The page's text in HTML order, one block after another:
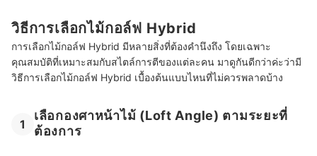
วิธีการเลือกไม้กอล์ฟ Hybrid
การเลือกไม้กอล์ฟ Hybrid มีหลายสิ่งที่ต้องคำนึงถึง โดยเฉพาะ
คุณสมบัติที่เหมาะสมกับสไตล์การตีของแต่ละคน มาดูกันดีกว่าค่ะว่ามี
วิธีการเลือกไม้กอล์ฟ Hybrid เบื้องต้นแบบไหนที่ไม่ควรพลาดบ้าง
1
เลือกองศาหน้าไม้ (Loft Angle) ตามระยะที่
ต้องการ